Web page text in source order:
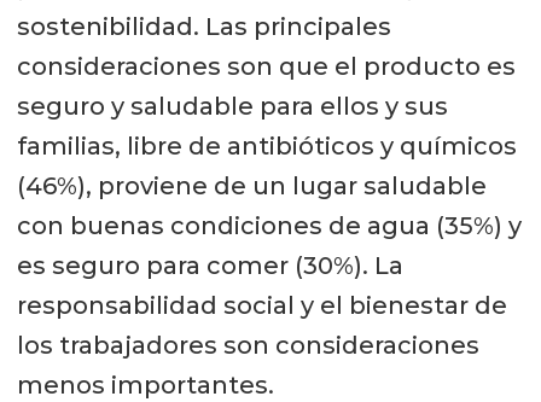
sostenibilidad. Las principales
consideraciones son que el producto es
seguro y saludable para ellos y sus
familias, libre de antibióticos y químicos
(46%), proviene de un lugar saludable
con buenas condiciones de agua (35%) y
es seguro para comer (30%). La
responsabilidad social y el bienestar de
los trabajadores son consideraciones
menos importantes.